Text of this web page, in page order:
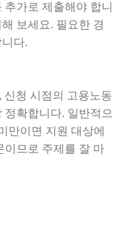
가로 제출해야 합니
보세요. 필요한 경
다.
청 시점의 고용노동
정확합니다. 일반적으
만이면 지원 대상에
이므로 주제를 잘 마